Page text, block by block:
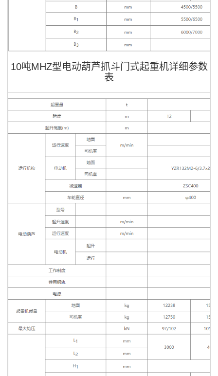
10吨MHZ型电动葫芦抓斗门式起重机详细参数
表